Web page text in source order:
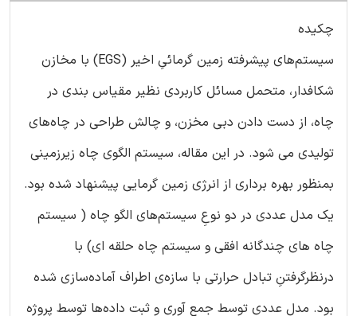
چکیده
سیستم‌های پیشرفته‌ زمین گرمائیِ اخیر (EGS) با مخازن
شکافدار، متحمل مسائل کاربردی نظیر مقیاس بندی در
چاه، از دست دادن دبی مخزن، و چالش طراحی در چاه‌های
تولیدی می شود. در این مقاله، سیستم‌ الگوی چاه زیرزمینی
بمنظور بهره برداری از انرژی زمین گرمایی پیشنهاد شده بود.
یک مدل عددی در دو نوعِ سیستم‌های الگو چاه ( سیستم
چاه های چندگانه ‌افقی و سیستم چاه حلقه ای) با
درنظرگرفتنِ تبادل حرارتی با سازه‌ی اطراف آماده‌سازی شده
بود. مدل عددی توسط جمع آوری و ثبت داده‌ها توسط پروژه